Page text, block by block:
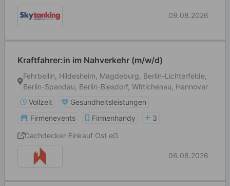
09.08.2026
Kraftfahrer:in im Nahverkehr (m/w/d)
Fehrbellin, Hildesheim, Magdeburg, Berlin-Lichterfelde,
Berlin-Spandau, Berlin-Biesdorf, Wittichenau, Hannover
Vollzeit
Gesundheitsleistungen
Firmenevents
Firmenhandy
3
Dachdecker-Einkauf Ost eG
06.08.2026